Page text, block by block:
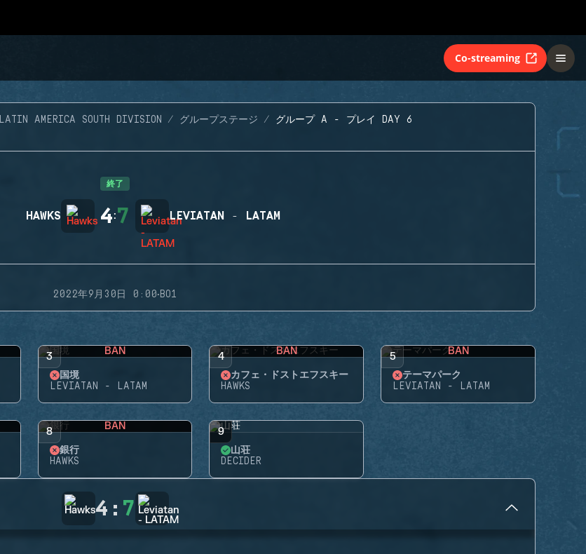
Co-streaming
LATIN AMERICA SOUTH DIVISION グループステージ グループ A - プレイ DAY 6
終了
HAWKS 4:7 LEVIATAN - LATAM
2022年9月30日 0:00·BO1
3 BAN
国境
LEVIATAN - LATAM
4 BAN
カフェ・ドストエフスキー
HAWKS
5 BAN
テーマパーク
LEVIATAN - LATAM
8 BAN
銀行
HAWKS
9
山荘
DECIDER
4 : 7